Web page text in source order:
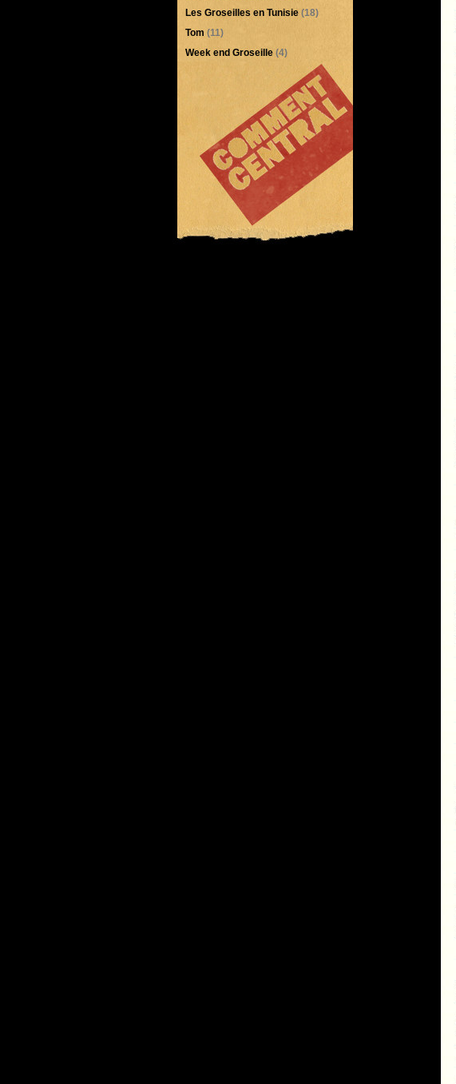
Les Groseilles en Tunisie (18)
Tom (11)
Week end Groseille (4)